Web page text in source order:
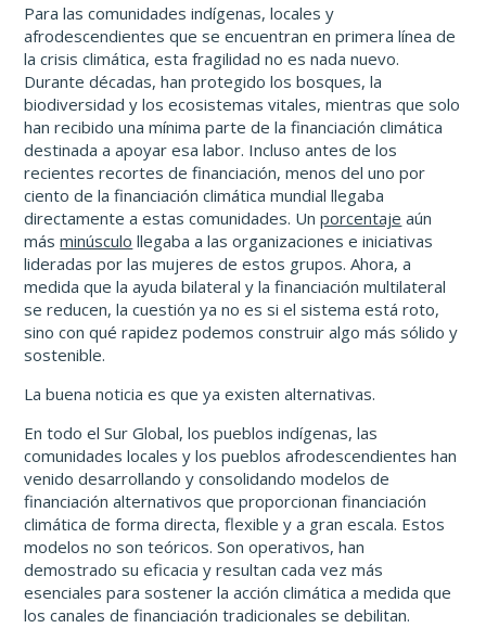
Para las comunidades indígenas, locales y
afrodescendientes que se encuentran en primera línea de
la crisis climática, esta fragilidad no es nada nuevo.
Durante décadas, han protegido los bosques, la
biodiversidad y los ecosistemas vitales, mientras que solo
han recibido una mínima parte de la financiación climática
destinada a apoyar esa labor. Incluso antes de los
recientes recortes de financiación, menos del uno por
ciento de la financiación climática mundial llegaba
directamente a estas comunidades. Unporcentaje aún
másminúsculo llegaba a las organizaciones e iniciativas
lideradas por las mujeres de estos grupos. Ahora, a
medida que la ayuda bilateral y la financiación multilateral
se reducen, la cuestión ya no es si el sistema está roto,
sino con qué rapidez podemos construir algo más sólido y
sostenible.
La buena noticia es que ya existen alternativas.
En todo el Sur Global, los pueblos indígenas, las
comunidades locales y los pueblos afrodescendientes han
venido desarrollando y consolidando modelos de
financiación alternativos que proporcionan financiación
climática de forma directa, flexible y a gran escala. Estos
modelos no son teóricos. Son operativos, han
demostrado su eficacia y resultan cada vez más
esenciales para sostener la acción climática a medida que
los canales de financiación tradicionales se debilitan.